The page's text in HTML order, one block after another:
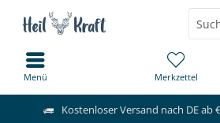
Kostenloser Versand nach DE ab
Menü Merkzettel